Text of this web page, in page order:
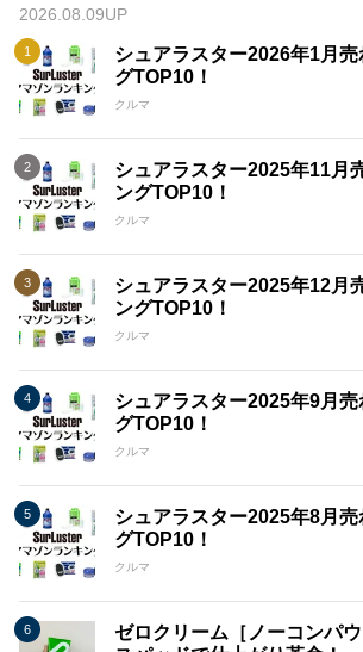
2026.08.09UP
シュアラスター2026年1月
グTOP10！
クルマ
シュアラスター2025年11月
ングTOP10！
クルマ
シュアラスター2025年12月
ングTOP10！
クルマ
シュアラスター2025年9月
グTOP10！
クルマ
シュアラスター2025年8月
グTOP10！
クルマ
ゼロクリーム［ノーコンパ